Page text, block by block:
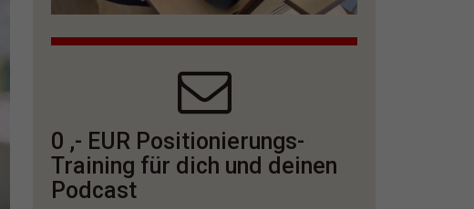
0 ,- EUR Positionierungs-
Training für dich und deinen
Podcast